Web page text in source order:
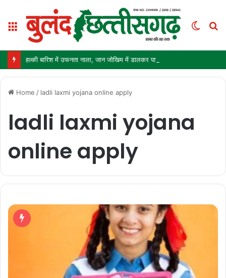
Menu
Switch
Home / ladli laxmi yojana online apply
ladli laxmi yojana
online apply